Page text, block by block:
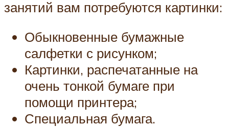
занятий вам потребуются картинки:
Обыкновенные бумажные
салфетки с рисунком;
Картинки, распечатанные на
очень тонкой бумаге при
помощи принтера;
Специальная бумага.